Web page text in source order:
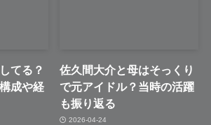
てる？
成や経
佐久間大介と母はそっくり
で元アイドル？当時の活躍
も振り返る
2026-04-24